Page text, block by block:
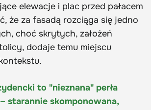
elewacje i plac przed pałacem
że za fasadą rozciąga się jedno
choć skrytych, założeń
dodaje temu miejscu
to "nieznana" perła
starannie skomponowana,